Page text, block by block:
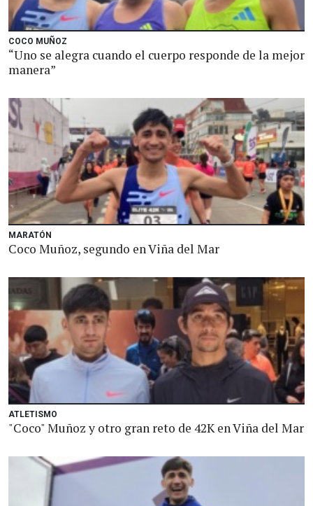
COCO MUÑOZ
“Uno se alegra cuando el cuerpo responde de la mejor
manera”
MARATÓN
Coco Muñoz, segundo en Viña del Mar
ATLETISMO
"Coco" Muñoz y otro gran reto de 42K en Viña del Mar